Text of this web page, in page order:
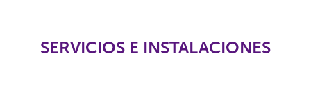
SERVICIOS E INSTALACIONES